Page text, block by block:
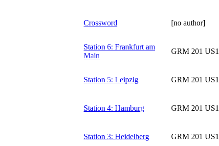
Crossword [no author]
Station 6: Frankfurt am
Main
GRM 201
Station 5: Leipzig GRM 201
Station 4: Hamburg GRM 201
Station 3: Heidelberg GRM 201